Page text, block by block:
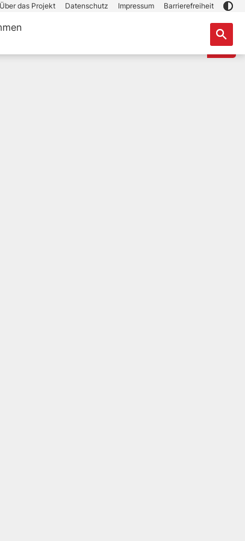
Über das Projekt Datenschutz Impressum Barrierefreiheit